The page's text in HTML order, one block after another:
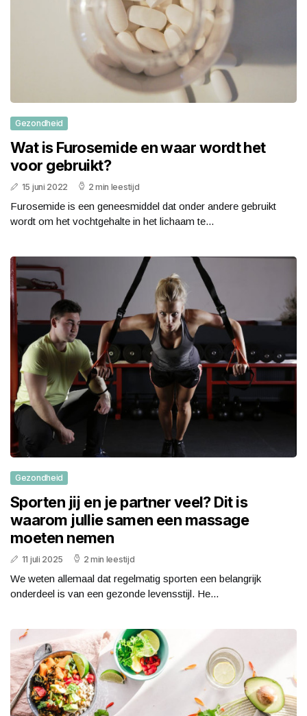
Gezondheid
Wat is Furosemide en waar wordt het
voor gebruikt?
15 juni 2022 2 min leestijd
Furosemide is een geneesmiddel dat onder andere gebruikt
wordt om het vochtgehalte in het lichaam te...
Gezondheid
Sporten jij en je partner veel? Dit is
waarom jullie samen een massage
moeten nemen
11 juli 2025 2 min leestijd
We weten allemaal dat regelmatig sporten een belangrijk
onderdeel is van een gezonde levensstijl. He...